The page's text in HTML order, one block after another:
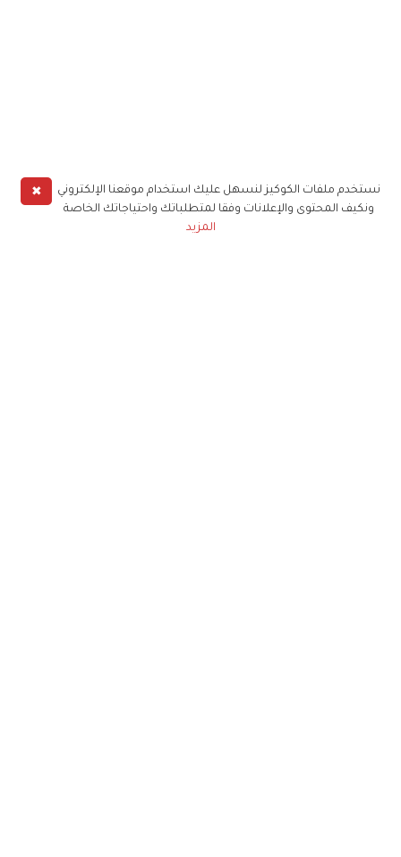
✖
نستخدم ملفات الكوكيز لنسهل عليك استخدام موقعنا الإلكتروني
ونكيف المحتوى والإعلانات وفقا لمتطلباتك واحتياجاتك الخاصة
المزيد